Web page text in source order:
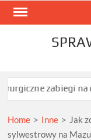
Skip
opadające
Home > Inne > Jak
sylwestrowy na